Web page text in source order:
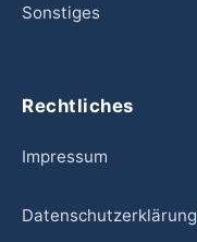
Sonstiges
Rechtliches
Impressum
Datenschutzerklärung